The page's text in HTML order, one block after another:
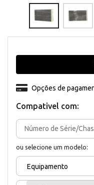
Compativel com:
ou selecione um modelo:
Equipamento
Opções de